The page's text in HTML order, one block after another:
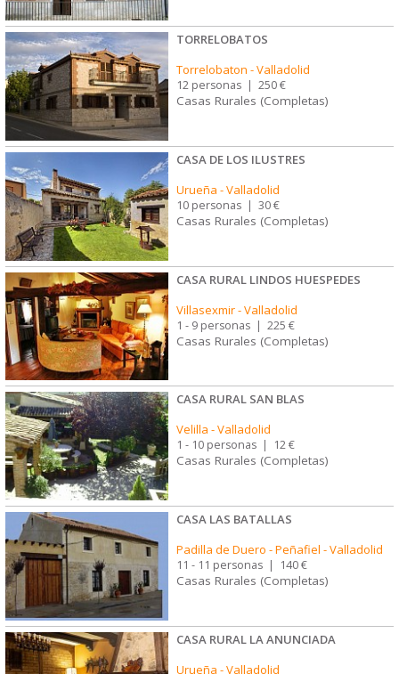
TORRELOBATOS
Torrelobaton -Valladolid
12 personas | 250 €
Casas Rurales (Completas)
CASA DE LOS ILUSTRES
Urueña -Valladolid
10 personas | 30 €
Casas Rurales (Completas)
CASA RURAL LINDOS HUESPEDES
Villasexmir-Valladolid
1 - 9 personas | 225 €
Casas Rurales (Completas)
CASA RURAL SAN BLAS
Velilla -Valladolid
1 - 10 personas | 12 €
Casas Rurales (Completas)
CASA LAS BATALLAS
Padilla de Duero - Peñafiel -Valladolid
11 - 11 personas | 140 €
Casas Rurales (Completas)
CASA RURAL LA ANUNCIADA
Urueña -Valladolid